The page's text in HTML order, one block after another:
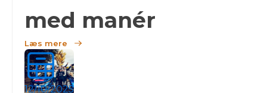
med manér
Læs mere
12/10/2025